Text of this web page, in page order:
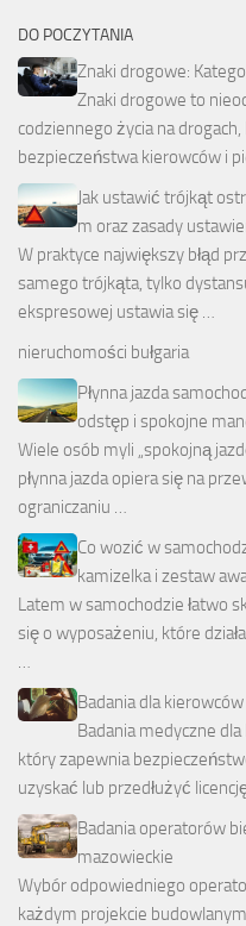
DO POCZYTANIA
Znaki drogowe:
Znaki drogowe to
codziennego życia na
bezpieczeństwa kierowców i
Jak ustawić trójkąt
m oraz zasady
W praktyce największy błąd
samego trójkąta, tylko
ekspresowej ustawia się …
nieruchomości bułgaria
Płynna jazda
odstęp i spokojne
Wiele osób myli „spokojną
płynna jazda opiera się na
ograniczaniu …
Co wozić w
kamizelka i zestaw
Latem w samochodzie łatwo
się o wyposażeniu, które
Badania dla
Badania medyczne
który zapewnia
uzyskać lub przedłużyć
Badania operatorów
mazowieckie
Wybór odpowiedniego
każdym projekcie